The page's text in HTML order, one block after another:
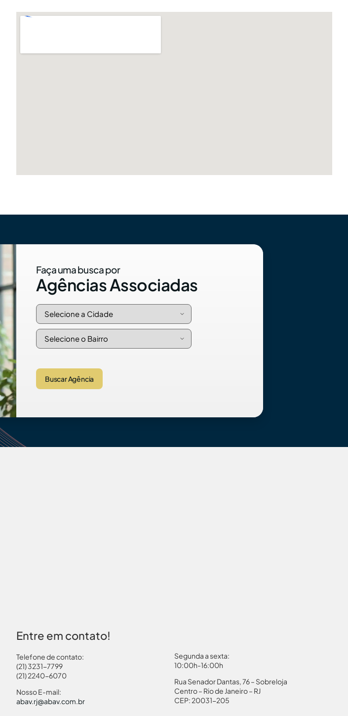
Faça uma busca por
Agências Associadas
Buscar Agência
Entre em contato!
Telefone de contato:
(21) 3231-7799
(21) 2240-6070
Nosso E-mail:
abav.rj@abav.com.br
Segunda a sexta:
10:00h-16:00h
Rua Senador Dantas, 76 – Sobreloja
Centro – Rio de Janeiro – RJ
CEP: 20031-205
Autorização Menores